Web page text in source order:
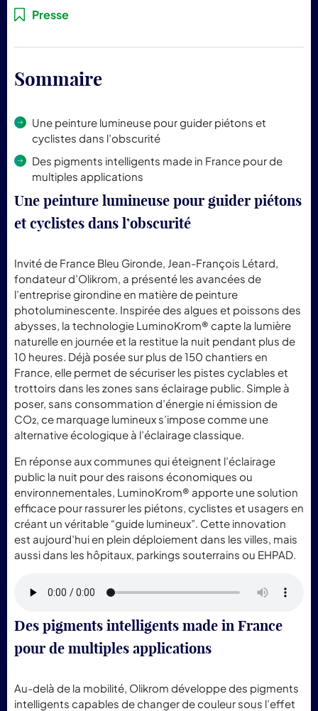
Presse
Sommaire
Une peinture lumineuse pour guider piétons et
cyclistes dans l’obscurité
Des pigments intelligents made in France pour de
multiples applications
Une peinture lumineuse pourguiderpiétons
et cyclistes dans l’obscurité
Invitéde France Bleu Gironde, Jean-François Létard,
fondateurd’Olikrom, a présenté les avancées de
l’entreprisegirondineen matièrede peinture
photoluminescente. Inspiréedes algues et poissons des
abysses, la technologie LuminoKrom® capte la lumière
naturelleen journéeet la restitue la nuit pendant plus de
10 heures. Déjà posée sur plus de150 chantiers en
France, elle permet de sécuriser les pistes cyclables et
trottoirs dans les zones sans éclairage public. Simpleà
poser, sans consommation d’énergie niémission de
CO₂, ce marquage lumineux s’imposecomme une
alternativeécologiqueà l’éclairageclassique.
En réponseauxcommunes quiéteignent l’éclairage
public la nuit pourdes raisons économiques ou
environnementales, LuminoKrom® apporte une solution
efficace pour rassurer les piétons, cyclistes et usagers en
créant un véritable “guide lumineux”. Cette innovation
est aujourd’huien plein déploiement dans les villes, mais
aussidans les hôpitaux, parkings souterrains ou EHPAD.
Des pigments intelligents made in France
pourde multiples applications
Au-delà de la mobilité, Olikrom développedes pigments
intelligents capables dechangerdecouleur sous l’effet